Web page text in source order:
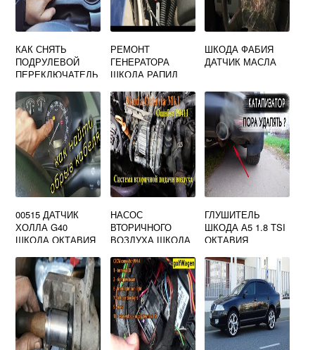
КАК СНЯТЬ
ПОДРУЛЕВОЙ
ПЕРЕКЛЮЧАТЕЛЬ
A5
РЕМОНТ
ГЕНЕРАТОРА
ШКОДА РАПИД
ШКОДА ФАБИЯ
ДАТЧИК МАСЛА
00515 ДАТЧИК
ХОЛЛА G40
ШКОДА ОКТАВИЯ
НАСОС
ВТОРИЧНОГО
ВОЗДУХА ШКОДА
ГЛУШИТЕЛЬ
ШКОДА А5 1.8 TSI
ОКТАВИЯ